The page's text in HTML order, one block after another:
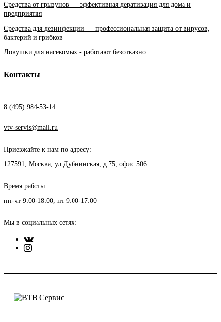
Средства от грызунов — эффективная дератизация для дома и
предприятия
Средства для дезинфекции — профессиональная защита от вирусов,
бактерий и грибков
Ловушки для насекомых - работают безотказно
Контакты
8 (495) 984-53-14
vtv-servis@mail.ru
Приезжайте к нам по адресу:
127591, Москва, ул.Дубнинская, д.75, офис 506
Время работы:
пн-чт 9:00-18:00, пт 9:00-17:00
Мы в социальных сетях: